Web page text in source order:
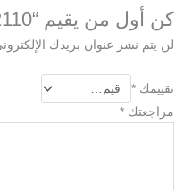
كن أول من يقيم “s2110”
لن يتم نشر عنوان بريدك
تقييمك *
مراجعتك *